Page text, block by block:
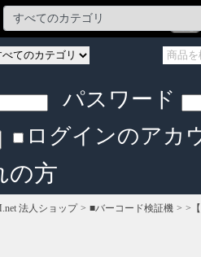
パスワード
ログインのアカ
の方
法人ショップ ■バーコード検証機 >